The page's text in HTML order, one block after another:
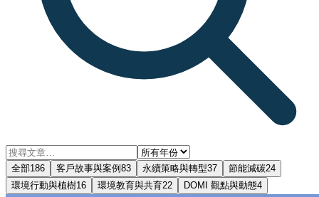
全部186 客戶故事與案例 83 永續策略與轉型37 節能減碳24
環境行動與植樹16 環境教育與共育22 DOMI 觀點與動態4